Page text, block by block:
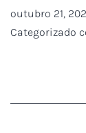
outubro 21,
Categorizado